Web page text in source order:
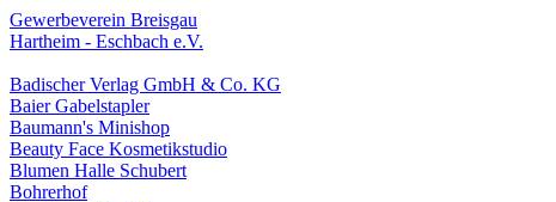
Gewerbeverein Breisgau
Hartheim - Eschbach e.V.
Badischer Verlag GmbH & Co. KG
Baier Gabelstapler
Baumann's Minishop
Beauty Face Kosmetikstudio
Blumen Halle Schubert
Bohrerhof